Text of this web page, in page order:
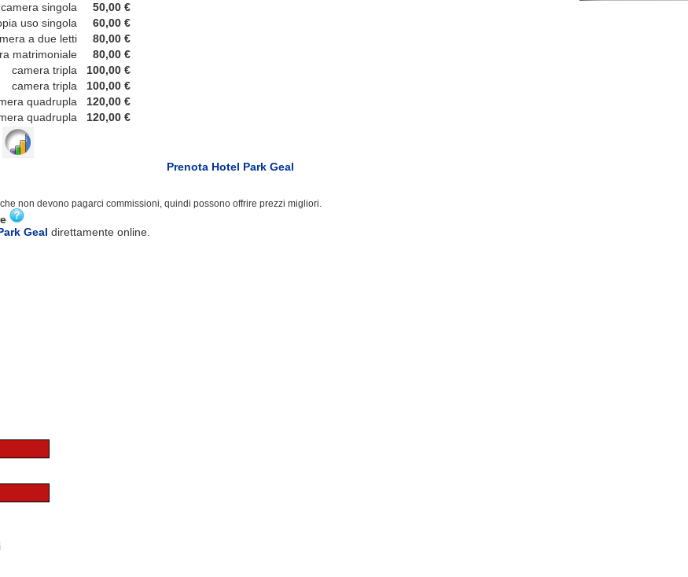
singola
50,00 €
uso singola
60,00 €
a due letti
80,00 €
matrimoniale
80,00 €
camera tripla
100,00 €
camera tripla
100,00 €
quadrupla
120,00 €
quadrupla
120,00 €
Prenota Hotel Park Geal
non devono pagarci commissioni, quindi possono offrire prezzi migliori.
Geal direttamente online.